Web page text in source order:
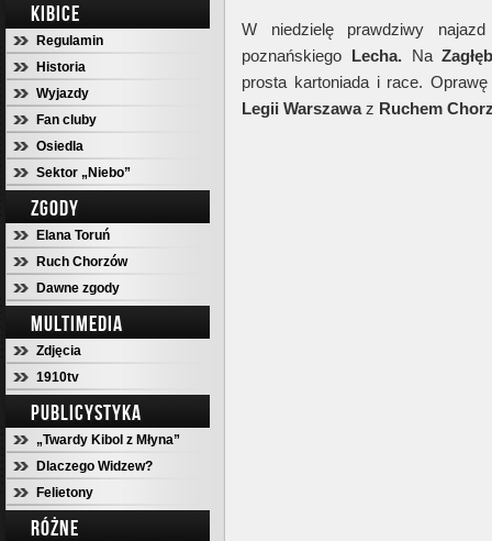
KIBICE
Regulamin
Historia
Wyjazdy
Fan cluby
Osiedla
Sektor „Niebo”
ZGODY
Elana Toruń
Ruch Chorzów
Dawne zgody
MULTIMEDIA
Zdjęcia
1910tv
PUBLICYSTYKA
„Twardy Kibol z Młyna”
Dlaczego Widzew?
Felietony
RÓŻNE
W niedzielę prawdziwy
poznańskiego Lecha.Na
prosta kartoniada i race.
Legii Warszawaz Ruchem